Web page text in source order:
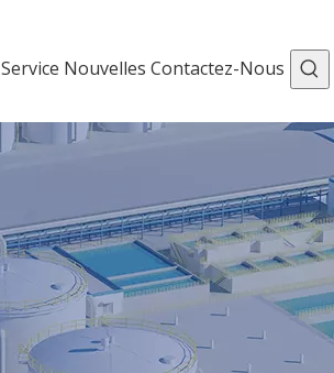
Service Nouvelles Contactez-Nous